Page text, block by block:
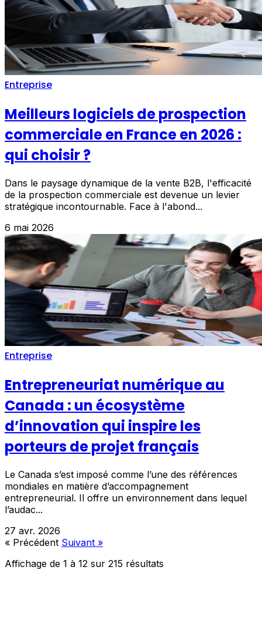
Entreprise
Meilleurs logiciels de prospection
commerciale en France en 2026 :
qui choisir ?
Dans le paysage dynamique de la vente B2B, l'efficacité
de la prospection commerciale est devenue un levier
stratégique incontournable. Face à l'abond...
6 mai 2026
Entreprise
Entrepreneuriat numérique au
Canada : un écosystème
d’innovation qui inspire les
porteurs de projet français
Le Canada s’est imposé comme l’une des références
mondiales en matière d’accompagnement
entrepreneurial. Il offre un environnement dans lequel
l’audac...
27 avr. 2026
« Précédent Suivant »
Affichage de 1 à 12 sur 215 résultats